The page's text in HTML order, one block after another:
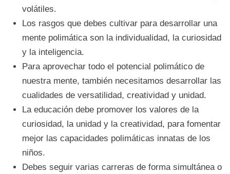
volátiles.
Los rasgos que debes cultivar para desarrollar una
mente polimática son la individualidad, la curiosidad
y la inteligencia.
Para aprovechar todo el potencial polimático de
nuestra mente, también necesitamos desarrollar las
cualidades de versatilidad, creatividad y unidad.
La educación debe promover los valores de la
curiosidad, la unidad y la creatividad, para fomentar
mejor las capacidades polimáticas innatas de los
niños.
Debes seguir varias carreras de forma simultánea o